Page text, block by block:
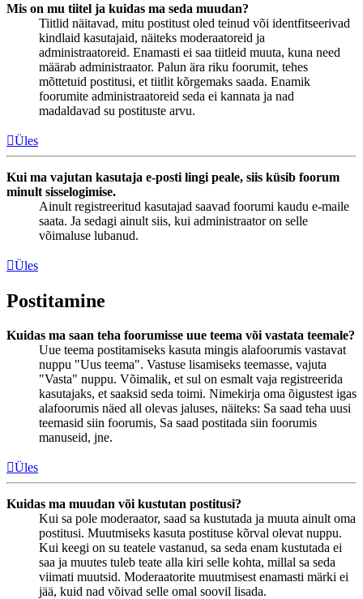
Mis on mu tiitel ja kuidas ma seda muudan?
Tiitlid näitavad, mitu postitust oled teinud või identfitseerivad
kindlaid kasutajaid, näiteks moderaatoreid ja
administraatoreid. Enamasti ei saa tiitleid muuta, kuna need
määrab administraator. Palun ära riku foorumit, tehes
mõttetuid postitusi, et tiitlit kõrgemaks saada. Enamik
foorumite administraatoreid seda ei kannata ja nad
madaldavad su postituste arvu.
Üles
Kui ma vajutan kasutaja e-posti lingi peale, siis küsib foorum
minult sisselogimise.
Ainult registreeritud kasutajad saavad foorumi kaudu e-maile
saata. Ja sedagi ainult siis, kui administraator on selle
võimaluse lubanud.
Üles
Postitamine
Kuidas ma saan teha foorumisse uue teema või vastata teemale?
Uue teema postitamiseks kasuta mingis alafoorumis vastavat
nuppu "Uus teema". Vastuse lisamiseks teemasse, vajuta
"Vasta" nuppu. Võimalik, et sul on esmalt vaja registreerida
kasutajaks, et saaksid seda toimi. Nimekirja oma õigustest igas
alafoorumis näed all olevas jaluses, näiteks: Sa saad teha uusi
teemasid siin foorumis, Sa saad postitada siin foorumis
manuseid, jne.
Üles
Kuidas ma muudan või kustutan postitusi?
Kui sa pole moderaator, saad sa kustutada ja muuta ainult oma
postitusi. Muutmiseks kasuta postituse kõrval olevat nuppu.
Kui keegi on su teatele vastanud, sa seda enam kustutada ei
saa ja muutes tuleb teate alla kiri selle kohta, millal sa seda
viimati muutsid. Moderaatorite muutmisest enamasti märki ei
jää, kuid nad võivad selle omal soovil lisada.